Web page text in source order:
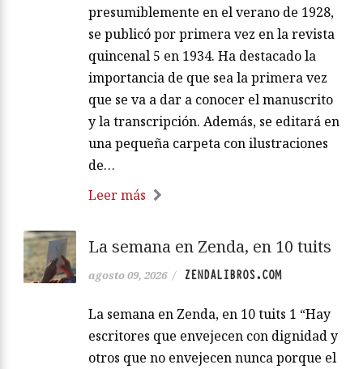
presumiblemente en el verano de 1928,
se publicó por primera vez en la revista
quincenal 5 en 1934. Ha destacado la
importancia de que sea la primera vez
que se va a dar a conocer el manuscrito
y la transcripción. Además, se editará en
una pequeña carpeta con ilustraciones
de…
Leer más
La semana en Zenda, en 10 tuits
agosto 09, 2026 / ZENDALIBROS.COM
La semana en Zenda, en 10 tuits 1 “Hay
escritores que envejecen con dignidad y
otros que no envejecen nunca porque el